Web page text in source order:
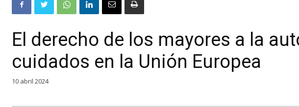
El derecho de los mayores a la
cuidados en la Unión Europea
10 abril 2024